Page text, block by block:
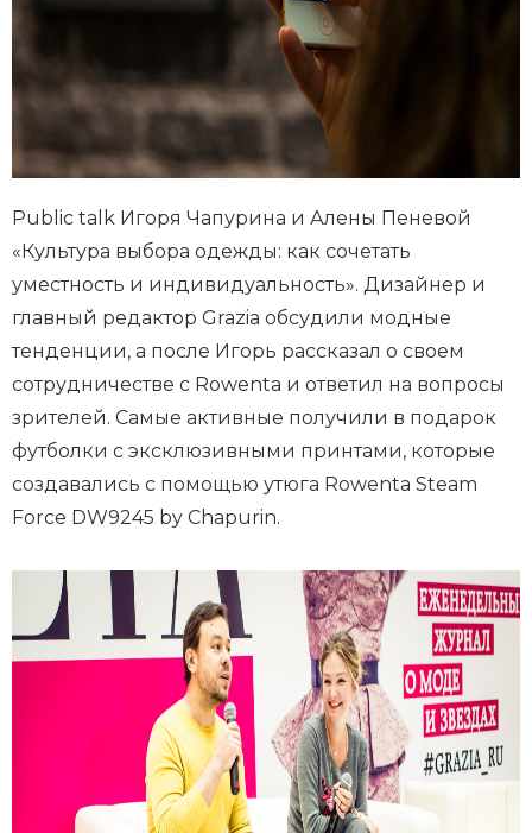
Public talk Игоря Чапурина и Алены Пеневой
«Культура выбора одежды: как сочетать
уместность и индивидуальность». Дизайнер и
главный редактор Grazia обсудили модные
тенденции, а после Игорь рассказал о своем
сотрудничестве с Rowenta и ответил на вопросы
зрителей. Самые активные получили в подарок
футболки с эксклюзивными принтами, которые
создавались с помощью утюга Rowenta Steam
Force DW9245 by Chapurin.